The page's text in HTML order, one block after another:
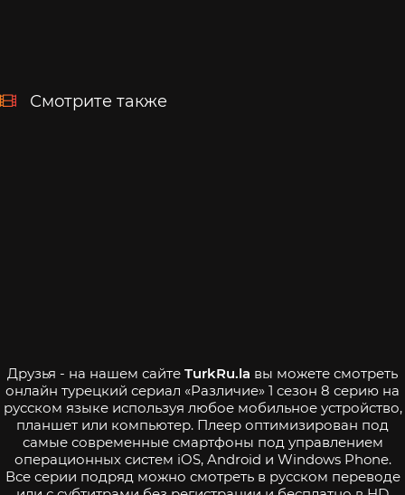
Смотрите также
Друзья - на нашем сайте TurkRu.la вы можете смотреть
онлайн турецкий сериал «Различие» 1 сезон 8 серию на
русском языке используя любое мобильное устройство,
планшет или компьютер. Плеер оптимизирован под
самые современные смартфоны под управлением
операционных систем iOS, Android и Windows Phone.
Все серии подряд можно смотреть в русском переводе